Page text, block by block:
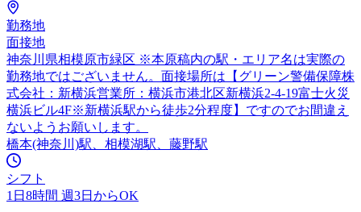
勤務地
面接地
神奈川県相模原市緑区 ※本原稿内の駅・エリア名は実際の
勤務地ではございません。面接場所は【グリーン警備保障株
式会社：新横浜営業所：横浜市港北区新横浜2-4-19富士火災
横浜ビル4F※新横浜駅から徒歩2分程度】ですのでお間違え
ないようお願いします。
橋本(神奈川)駅、相模湖駅、藤野駅
シフト
1日8時間 週3日からOK